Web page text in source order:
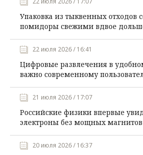
Упаковка из тыквенных отходов
помидоры свежими вдвое
22 июля 2026 / 16:41
Цифровые развлечения в
важно современному
21 июля 2026 / 17:07
Российские физики впервые
электроны без мощных магнитов
20 июля 2026 / 16:37